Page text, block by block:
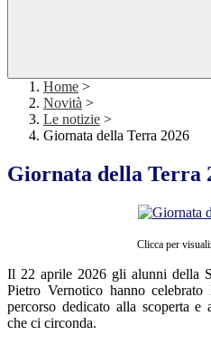
Home >
Novità >
Le notizie >
Giornata della Terra 2026
Giornata della Terra
Clicca per
Il 22 aprile 2026 gli alunni della
Pietro Vernotico hanno
percorso dedicato alla scoperta e
che ci circonda.